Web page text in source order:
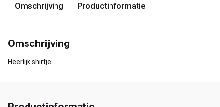
Omschrijving Productinformatie
Omschrijving
Heerlijk shirtje.